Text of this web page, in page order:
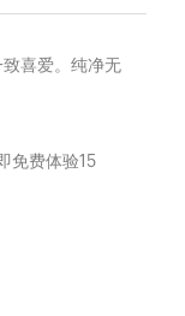
喜爱。纯净无
免费体验15